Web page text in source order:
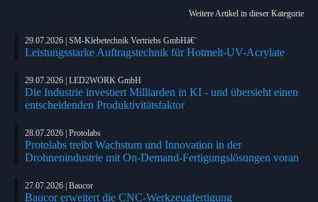
Weitere Artikel in dieser Kategorie
29.07.2026 | SM-Klebetechnik Vertriebs GmbHâ€¨
Leistungsstarke Auftragstechnik für Hotmelt-UV-Acrylate
29.07.2026 | LED2WORK GmbH
Die Industrie investiert Milliarden in KI - und übersieht einen
entscheidenden Produktivitätsfaktor
28.07.2026 | Protolabs
Protolabs treibt Wachstum und Innovation in der
Drohnenindustrie mit On-Demand-Fertigungslösungen voran
27.07.2026 | Baucor
Baucor erweitert die CNC-Werkzeugfertigung